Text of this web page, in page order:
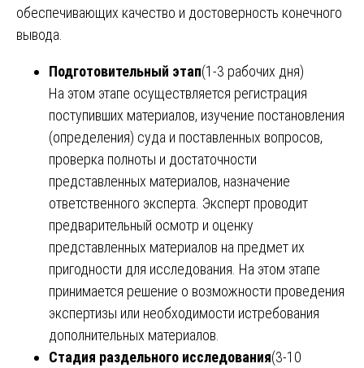
обеспечивающих качество и достоверность конечного
вывода.
Подготовительный этап(1-3 рабочих дня)
На этом этапе осуществляется регистрация
поступивших материалов, изучение постановления
(определения) суда и поставленных вопросов,
проверка полноты и достаточности
представленных материалов, назначение
ответственного эксперта. Эксперт проводит
предварительный осмотр и оценку
представленных материалов на предмет их
пригодности для исследования. На этом этапе
принимается решение о возможности проведения
экспертизы или необходимости истребования
дополнительных материалов.
Стадия раздельного исследования(3-10